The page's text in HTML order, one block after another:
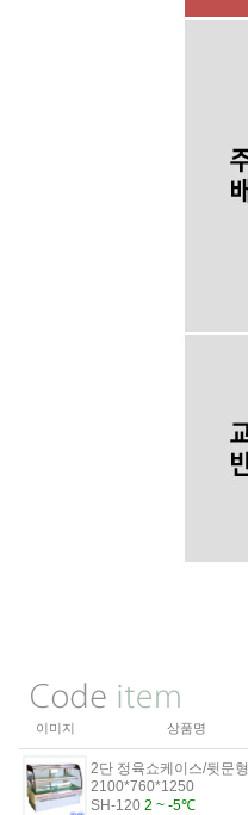
이미지 상품명
2단 정육쇼케이스/뒷문형
2100*760*1250
SH-120 2 ~ -5℃